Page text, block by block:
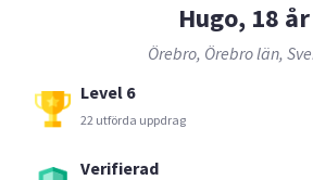
Hugo, 18 år
Örebro, Örebro län,
Level 6
22 utförda uppdrag
Verifierad